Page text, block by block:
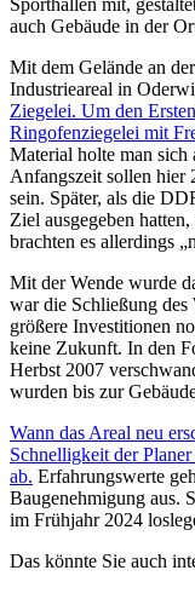
auch Gebäude in der
Mit dem Gelände an
Industrieareal in
Ziegelei. Um den
Ringofenziegelei mit
Material holte man sich
Anfangszeit sollen hier
sein. Später, als die
Ziel ausgegeben
brachten es allerdings
Mit der Wende wurde
war die Schließung
größere Investitionen
keine Zukunft. In den
Herbst 2007
wurden bis zur
Wann das Areal neu
Schnelligkeit der
ab. Erfahrungswerte
Baugenehmigung aus.
im Frühjahr 2024
Das könnte Sie auch